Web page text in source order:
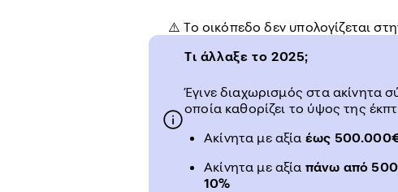
⚠️ Το οικόπεδο δεν υπολογίζεται
Τι άλλαξε το 2025;
Έγινε διαχωρισμός στα ακίνητα
οποία καθορίζει το ύψος της
Ακίνητα με αξία έως
Ακίνητα με αξία πάνω από
10%